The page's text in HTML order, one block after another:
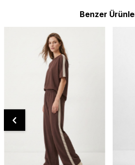
Benzer